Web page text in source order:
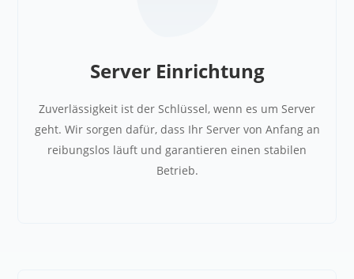
Server Einrichtung
Zuverlässigkeit ist der Schlüssel, wenn es um Server
geht. Wir sorgen dafür, dass Ihr Server von Anfang an
reibungslos läuft und garantieren einen stabilen
Betrieb.